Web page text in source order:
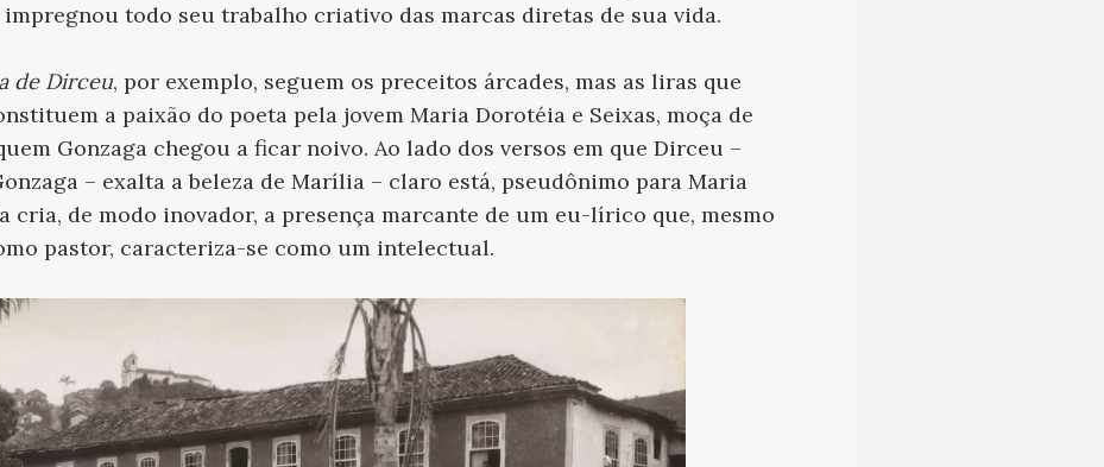
todo seu trabalho criativo das marcas diretas de sua vida.
de Dirceu, por exemplo, seguem os preceitos árcades, mas as liras que
a paixão do poeta pela jovem Maria Dorotéia e Seixas, moça de
Gonzaga chegou a ficar noivo. Ao lado dos versos em que Dirceu –
– exalta a beleza de Marília – claro está, pseudônimo para Maria
cria, de modo inovador, a presença marcante de um eu-lírico que, mesmo
pastor, caracteriza-se como um intelectual.